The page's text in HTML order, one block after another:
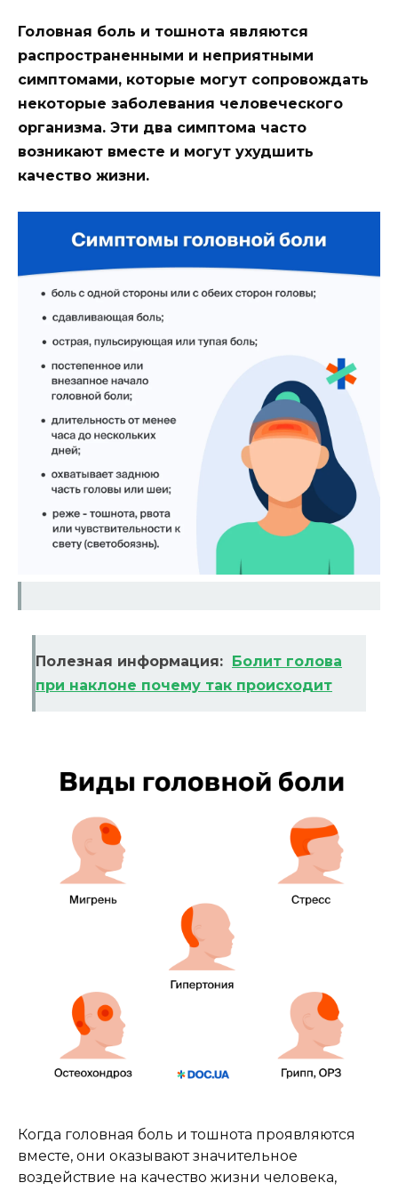
Головная боль и тошнота являются
распространенными и неприятными
симптомами, которые могут сопровождать
некоторые заболевания человеческого
организма. Эти два симптома часто
возникают вместе и могут ухудшить
качество жизни.
Полезная информация: Болит голова
при наклоне почему так происходит
Когда головная боль и тошнота проявляются
вместе, они оказывают значительное
воздействие на качество жизни человека,